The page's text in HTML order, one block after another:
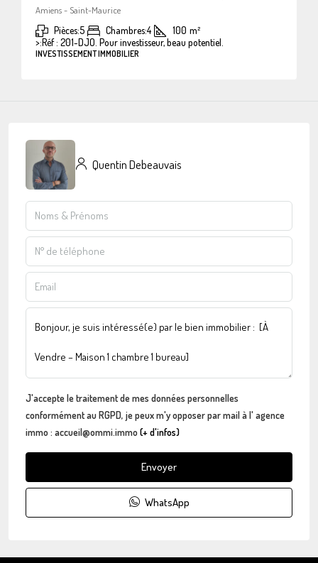
Amiens - Saint-Maurice
Pièces:5 Chambres:4 100 m²
>:Réf : 201-DJO. Pour investisseur, beau potentiel.
INVESTISSEMENT IMMOBILIER
Quentin Debeauvais
J'accepte le traitement de mes données personnelles
conformément au RGPD, je peux m'y opposer par mail à l' agence
immo : accueil@ommi.immo(+ d'infos)
Envoyer
WhatsApp